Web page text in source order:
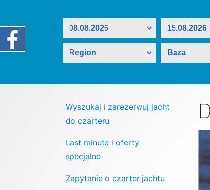
Wyszukaj i zarezerwuj jacht
do czarteru
Last minute i oferty
specjalne
Zapytanie o czarter jachtu